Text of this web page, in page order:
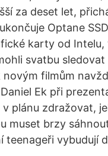
za deset let,
Optane
karty od
svatbu
novým filmům
Ek při
plánu zdražovat,
muset brzy
teenageři vybudují